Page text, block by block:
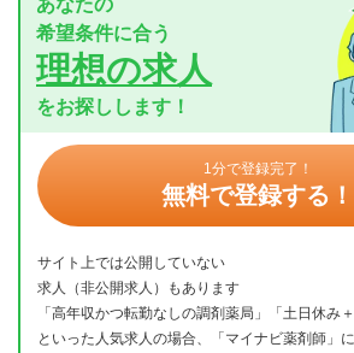
希望条件に合う
理想の求人
をお探しします！
1分で登録完了！
無料で登録する！
サイト上では公開していない
求人（非公開求人）もあります
「高年収かつ転勤なしの調剤薬局」「土日休み
といった人気求人の場合、「マイナビ薬剤師」